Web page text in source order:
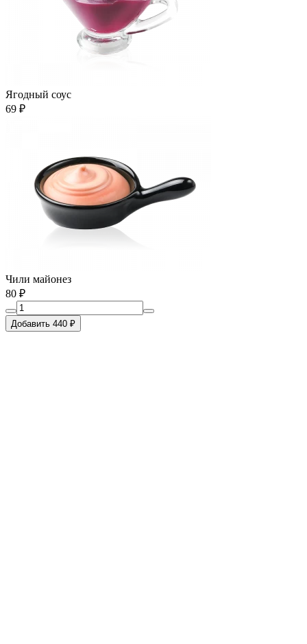
Ягодный соус
69 ₽
Чили майонез
80 ₽
Добавить 440 ₽